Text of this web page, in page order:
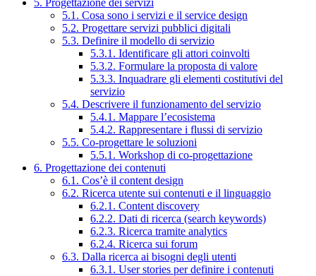
5.1. Cosa sono i servizi e il service design
5.2. Progettare servizi pubblici digitali
5.3. Definire il modello di servizio
5.3.1. Identificare gli attori coinvolti
5.3.2. Formulare la proposta di valore
5.3.3. Inquadrare gli elementi costitutivi del
servizio
5.4. Descrivere il funzionamento del servizio
5.4.1. Mappare l’ecosistema
5.4.2. Rappresentare i flussi di servizio
5.5. Co-progettare le soluzioni
5.5.1. Workshop di co-progettazione
6. Progettazione dei contenuti
6.1. Cos’è il content design
6.2. Ricerca utente sui contenuti e il linguaggio
6.2.1. Content discovery
6.2.2. Dati di ricerca (search keywords)
6.2.3. Ricerca tramite analytics
6.2.4. Ricerca sui forum
6.3. Dalla ricerca ai bisogni degli utenti
6.3.1. User stories per definire i contenuti